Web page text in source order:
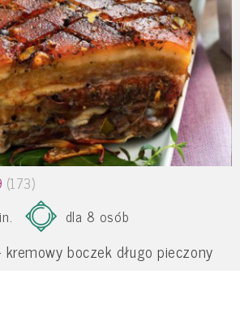
(173)
dla 8 osób
boczek długo pieczony